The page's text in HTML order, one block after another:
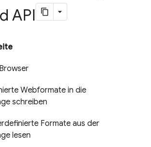
API
Webformate in die
schreiben
Formate aus der
lesen